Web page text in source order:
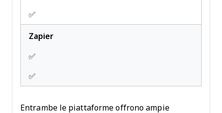
✅
Zapier
✅
✅
Entrambe le piattaforme offrono ampie